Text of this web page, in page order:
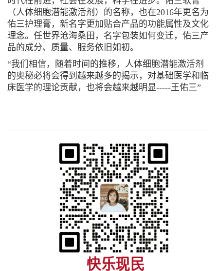
（人体细胞潜能激活剂）的名称，也在2016年更名为
佑三护理膏，新名字更加贴合产品的功能属性及文化
理念。任世界沧海桑田，名字包装如何变迁，佑三产
品的成分、质量、服务依旧如初。
“我们相信，随着时间的推移，人体细胞潜能激活剂
的奥秘必将会得到越来越多的揭示，对基础医学和临
床医学的理论贡献，也将会越来越明显-----王佑三”